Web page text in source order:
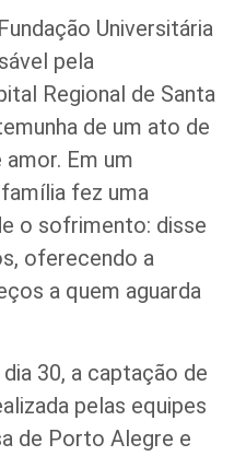
Universitária
pela
Regional de Santa
de um ato de
Em um
fez uma
o sofrimento: disse
oferecendo a
a quem aguarda
30, a captação de
pelas equipes
de Porto Alegre e